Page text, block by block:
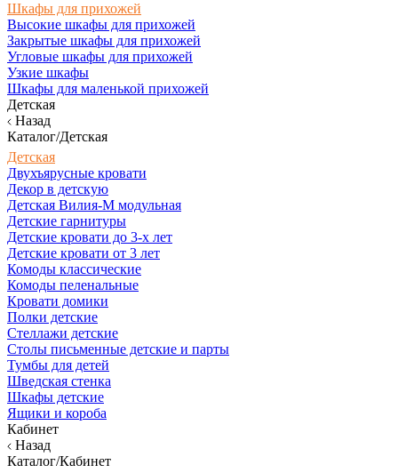
Шкафы для прихожей
Высокие шкафы для прихожей
Закрытые шкафы для прихожей
Угловые шкафы для прихожей
Узкие шкафы
Шкафы для маленькой прихожей
Детская
Назад
Каталог/Детская
Детская
Двухъярусные кровати
Декор в детскую
Детская Вилия-М модульная
Детские гарнитуры
Детские кровати до 3-х лет
Детские кровати от 3 лет
Комоды классические
Комоды пеленальные
Кровати домики
Полки детские
Стеллажи детские
Столы письменные детские и парты
Тумбы для детей
Шведская стенка
Шкафы детские
Ящики и короба
Кабинет
Назад
Каталог/Кабинет